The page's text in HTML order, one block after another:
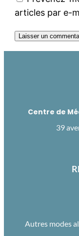
articles par e-
Centre de
39
Autres modes